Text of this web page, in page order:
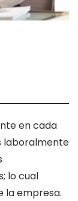
en cada
laboralmente
lo cual
la empresa.